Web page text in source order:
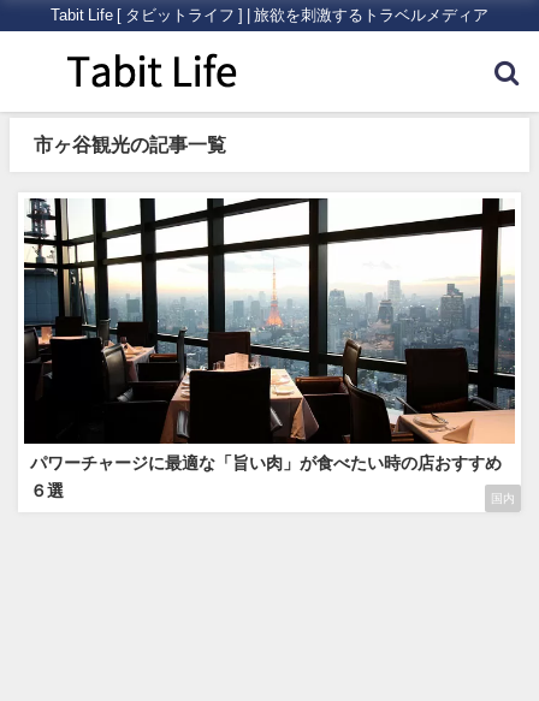
Tabit Life [ タビットライフ ] | 旅欲を刺激するトラベルメディア
市ヶ谷観光の記事一覧
国内
パワーチャージに最適な「旨い肉」が食べたい時の店おすすめ
６選